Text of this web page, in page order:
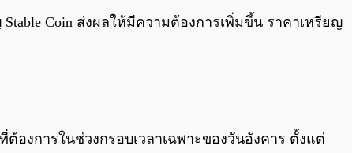
Coin ส่งผลให้มีความต้องการเพิ่มขึ้น ราคาเหรียญ
องการในช่วงกรอบเวลาเฉพาะของวันอังคาร ตั้งแต่